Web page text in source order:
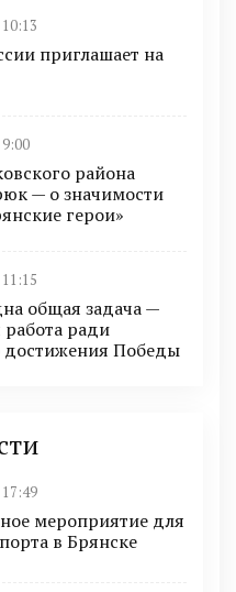
приглашает на
9:00
района
— о значимости
герои»
общая задача —
ради
достижения Победы
17:49
мероприятие для
в Брянске